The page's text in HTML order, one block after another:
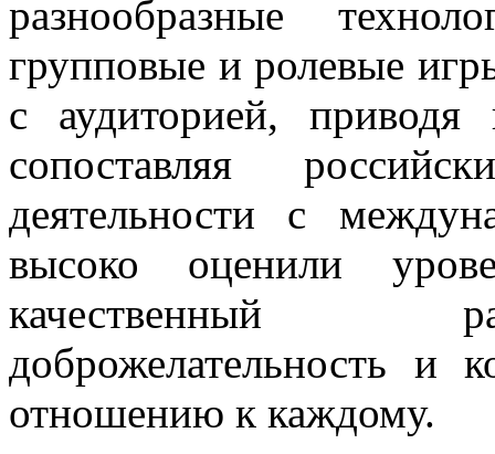
разнообразные
групповые и ролевые
с аудиторией,
сопоставляя
деятельности с
высоко оценили
качественный
доброжелательность и
отношению к каждому.